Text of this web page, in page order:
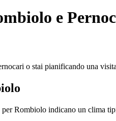
e
o stai pianificando una
Rombiolo indicano un clima